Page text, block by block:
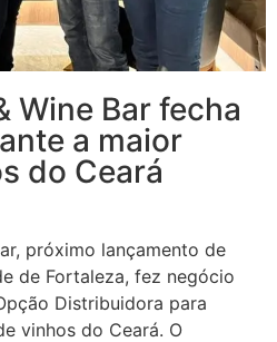
Wine Bar fecha
a maior
do Ceará
próximo lançamento de
de Fortaleza, fez negócio
Distribuidora para
vinhos do Ceará. O